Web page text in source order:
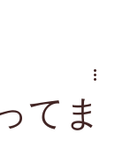
てま